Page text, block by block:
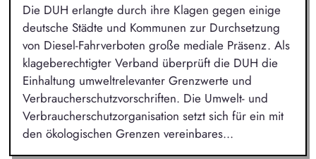
Die DUH erlangte durch ihre Klagen gegen einige
deutsche Städte und Kommunen zur Durchsetzung
von Diesel-Fahrverboten große mediale Präsenz. Als
klageberechtigter Verband überprüft die DUH die
Einhaltung umweltrelevanter Grenzwerte und
Verbraucherschutzvorschriften. Die Umwelt- und
Verbraucherschutzorganisation setzt sich für ein mit
den ökologischen Grenzen vereinbares...